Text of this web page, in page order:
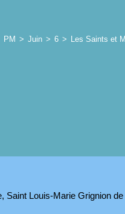
PM > Juin > 6 > Les Saints et